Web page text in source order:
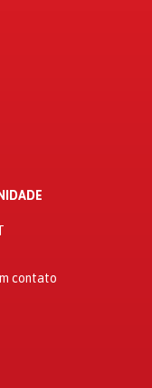
contato